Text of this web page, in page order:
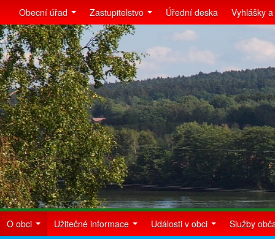
Obecní úřad Zastupitelstvo Úřední deska Vyhlášky
O obci Užitečné informace Události v obci Služby